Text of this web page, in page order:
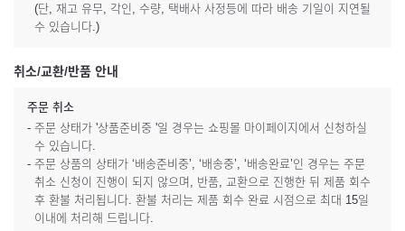
(단, 재고 유무, 각인, 수량, 택배사 사정등에 따라 배송 기일이 지연될
수 있습니다.)
취소/교환/반품 안내
주문 취소
- 주문 상태가 '상품준비중 '일 경우는 쇼핑몰 마이페이지에서 신청하실
수 있습니다.
- 주문 상품의 상태가 ‘배송준비중’, ‘배송중’, ‘배송완료’인 경우는 주문
취소 신청이 진행이 되지 않으며, 반품, 교환으로 진행한 뒤 제품 회수
후 환불 처리됩니다. 환불 처리는 제품 회수 완료 시점으로 최대 15일
이내에 처리해 드립니다.